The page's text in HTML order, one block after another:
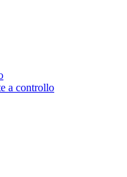
a controllo